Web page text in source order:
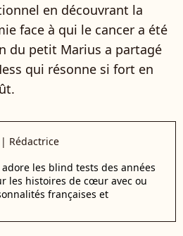
en découvrant la
face à qui le cancer a été
du petit Marius a partagé
qui résonne si fort en
| Rédactrice
les blind tests des années
les histoires de cœur avec ou
françaises et